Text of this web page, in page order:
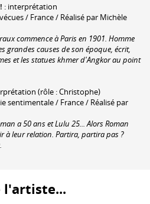
: interprétation
/ France / Réalisé par Michèle
commence à Paris en 1901. Homme
grandes causes de son époque, écrit,
et les statues khmer d'Angkor au point
(rôle : Christophe)
sentimentale / France / Réalisé par
a 50 ans et Lulu 25... Alors Roman
à leur relation. Partira, partira pas ?
l'artiste...